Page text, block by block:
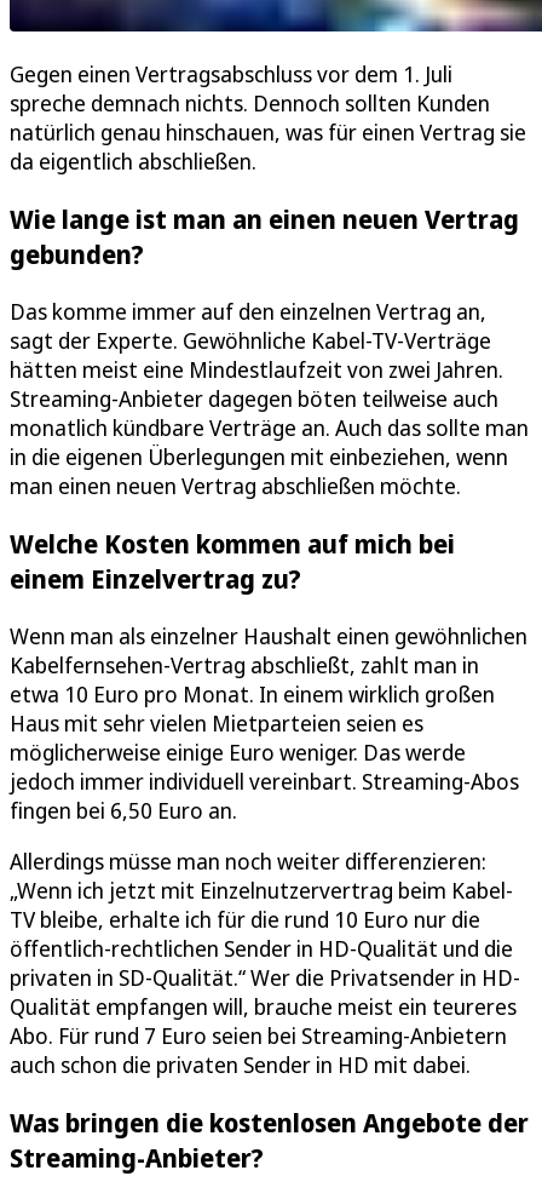
Gegen einen Vertragsabschluss vor dem 1. Juli
spreche demnach nichts. Dennoch sollten Kunden
natürlich genau hinschauen, was für einen Vertrag sie
da eigentlich abschließen.
Wie lange ist man an einen neuen Vertrag
gebunden?
Das komme immer auf den einzelnen Vertrag an,
sagt der Experte. Gewöhnliche Kabel-TV-Verträge
hätten meist eine Mindestlaufzeit von zwei Jahren.
Streaming-Anbieter dagegen böten teilweise auch
monatlich kündbare Verträge an. Auch das sollte man
in die eigenen Überlegungen mit einbeziehen, wenn
man einen neuen Vertrag abschließen möchte.
Welche Kosten kommen auf mich bei
einem Einzelvertrag zu?
Wenn man als einzelner Haushalt einen gewöhnlichen
Kabelfernsehen-Vertrag abschließt, zahlt man in
etwa 10 Euro pro Monat. In einem wirklich großen
Haus mit sehr vielen Mietparteien seien es
möglicherweise einige Euro weniger. Das werde
jedoch immer individuell vereinbart. Streaming-Abos
fingen bei 6,50 Euro an.
Allerdings müsse man noch weiter differenzieren:
„Wenn ich jetzt mit Einzelnutzervertrag beim Kabel-
TV bleibe, erhalte ich für die rund 10 Euro nur die
öffentlich-rechtlichen Sender in HD-Qualität und die
privaten in SD-Qualität.“ Wer die Privatsender in HD-
Qualität empfangen will, brauche meist ein teureres
Abo. Für rund 7 Euro seien bei Streaming-Anbietern
auch schon die privaten Sender in HD mit dabei.
Was bringen die kostenlosen Angebote der
Streaming-Anbieter?